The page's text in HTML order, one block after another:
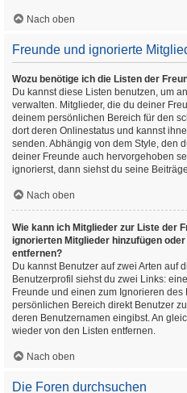
Nach oben
Freunde und ignorierte
Wozu benötige ich die Listen der
Du kannst diese Listen benutzen, um
verwalten. Mitglieder, die du deiner
deinem persönlichen Bereich für den
dort deren Onlinestatus und kannst
senden. Abhängig von dem Style, den
deiner Freunde auch hervorgehoben
ignorierst, dann siehst du seine
Nach oben
Wie kann ich Mitglieder zur Liste der
ignorierten Mitglieder hinzufügen
entfernen?
Du kannst Benutzer auf zwei Arten auf
Benutzerprofil siehst du zwei Links:
Freunde und einen zum Ignorieren
persönlichen Bereich direkt Benutzer
deren Benutzernamen eingibst. An
wieder von den Listen entfernen.
Nach oben
Die Foren durchsuchen